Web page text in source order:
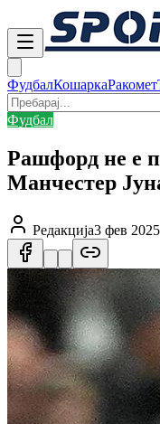
ФудбалКошаркаРакомет
Фудбал
Рашфорд не е
Манчестер
Редакција3 фев 2025